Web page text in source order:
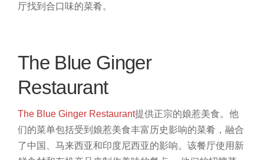
厅找到合口味的菜肴。
The Blue Ginger
Restaurant
The Blue Ginger Restaurant提供正宗的娘惹美食。他
们的菜单包括受到娘惹美食丰富历史影响的菜肴，融合
了中国、马来西亚和印度尼西亚的影响。该餐厅使用新